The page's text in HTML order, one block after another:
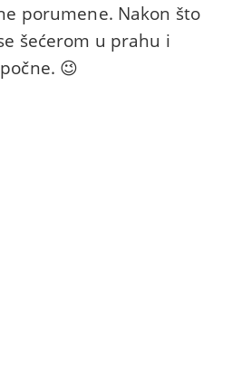
porumene. Nakon što
šećerom u prahu i
😉